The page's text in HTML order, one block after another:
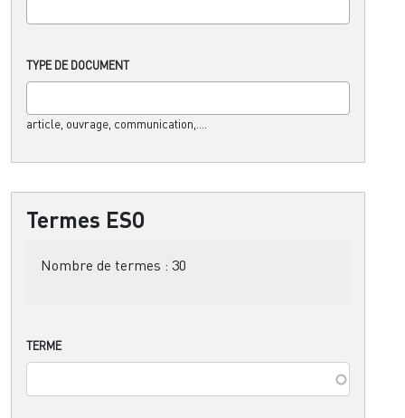
TYPE DE DOCUMENT
article, ouvrage, communication,....
Termes ESO
Nombre de termes : 30
TERME